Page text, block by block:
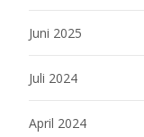
Juni 2025
Juli 2024
April 2024